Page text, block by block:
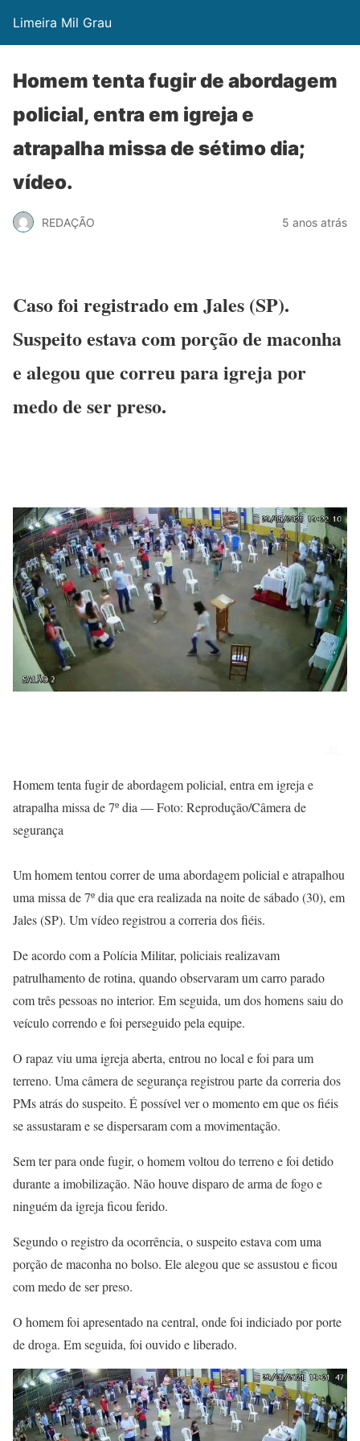
Limeira Mil Grau
Homem tenta fugir de abordagem
policial, entra em igreja e
atrapalha missa de sétimo dia;
vídeo.
REDAÇÃO 5 anos atrás
Caso foi registrado em Jales (SP).
Suspeito estava com porção de maconha
e alegou que correu para igreja por
medo de ser preso.
Homem tenta fugir de abordagem policial, entra em igreja e
atrapalha missa de 7º dia — Foto: Reprodução/Câmera de
segurança
Um homem tentou correr de uma abordagem policial e atrapalhou
uma missa de 7º dia que era realizada na noite de sábado (30), em
Jales (SP). Um vídeo registrou a correria dos fiéis.
De acordo com a Polícia Militar, policiais realizavam
patrulhamento de rotina, quando observaram um carro parado
com três pessoas no interior. Em seguida, um dos homens saiu do
veículo correndo e foi perseguido pela equipe.
O rapaz viu uma igreja aberta, entrou no local e foi para um
terreno. Uma câmera de segurança registrou parte da correria dos
PMs atrás do suspeito. É possível ver o momento em que os fiéis
se assustaram e se dispersaram com a movimentação.
Sem ter para onde fugir, o homem voltou do terreno e foi detido
durante a imobilização. Não houve disparo de arma de fogo e
ninguém da igreja ficou ferido.
Segundo o registro da ocorrência, o suspeito estava com uma
porção de maconha no bolso. Ele alegou que se assustou e ficou
com medo de ser preso.
O homem foi apresentado na central, onde foi indiciado por porte
de droga. Em seguida, foi ouvido e liberado.